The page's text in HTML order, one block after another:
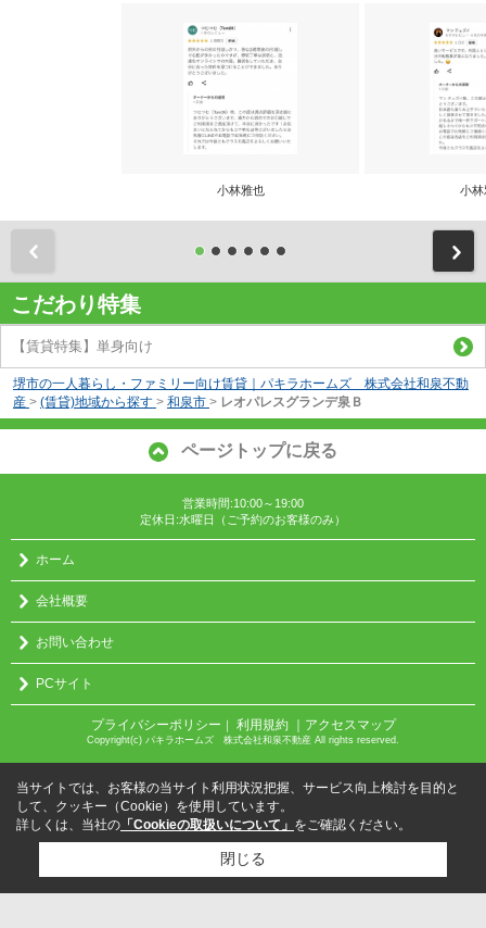
小林雅也 小林
こだわり特集
【賃貸特集】単身向け
堺市の一人暮らし・ファミリー向け賃貸｜パキラホームズ 株式会社和泉不動
産 > (賃貸)地域から探す > 和泉市 > レオパレスグランデ泉Ｂ
ページトップに戻る
営業時間:10:00～19:00
定休日:水曜日（ご予約のお客様のみ）
ホーム
会社概要
お問い合わせ
PCサイト
プライバシーポリシー 利用規約 ｜アクセスマップ
Copyright(c) パキラホームズ 株式会社和泉不動産 All rights reserved.
当サイトでは、お客様の当サイト利用状況把握、サービス向上検討を目的と
して、クッキー（Cookie）を使用しています。
詳しくは、当社の 「Cookieの取扱いについて」 をご確認ください。
閉じる